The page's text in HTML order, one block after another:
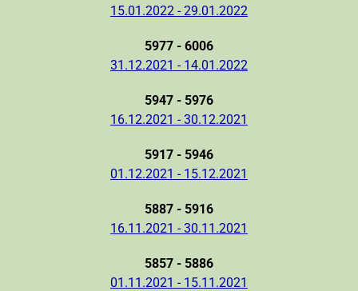
15.01.2022 - 29.01.2022
5977 - 6006
31.12.2021 - 14.01.2022
5947 - 5976
16.12.2021 - 30.12.2021
5917 - 5946
01.12.2021 - 15.12.2021
5887 - 5916
16.11.2021 - 30.11.2021
5857 - 5886
01.11.2021 - 15.11.2021